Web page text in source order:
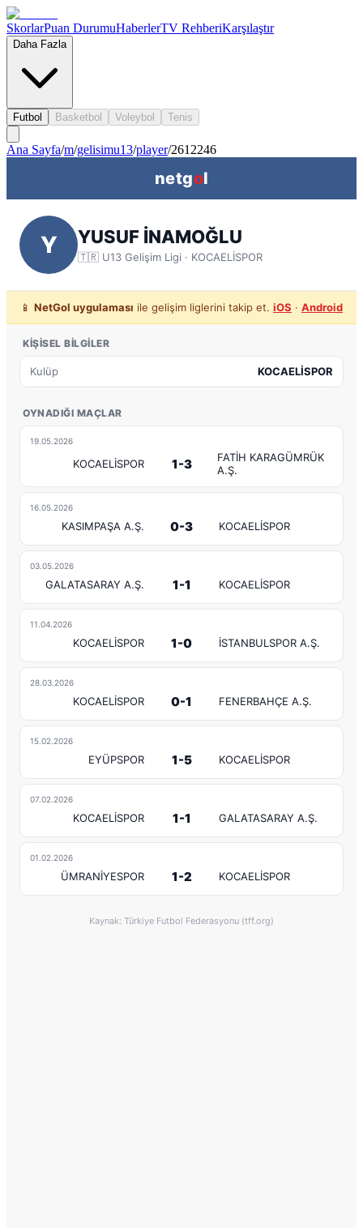
SkorlarPuan DurumuHaberlerTV RehberiKarşılaştır
Daha Fazla
Futbol Basketbol Voleybol Tenis
Ana Sayfa/m/gelisimu13/player/2612246
netgol
Y YUSUF İNAMOĞLU
🇹🇷 U13 Gelişim Ligi · KOCAELİSPOR
📱 NetGol uygulaması ile gelişim liglerini takip et. iOS · Android
KIŞISEL BILGILER
Kulüp KOCAELİSPOR
OYNADIĞI MAÇLAR
19.05.2026
KOCAELİSPOR 1-3
FATİH KARAGÜMRÜK
A.Ş.
16.05.2026
KASIMPAŞA A.Ş. 0-3 KOCAELİSPOR
03.05.2026
GALATASARAY A.Ş. 1-1 KOCAELİSPOR
11.04.2026
KOCAELİSPOR 1-0 İSTANBULSPOR A.Ş.
28.03.2026
KOCAELİSPOR 0-1 FENERBAHÇE A.Ş.
15.02.2026
EYÜPSPOR 1-5 KOCAELİSPOR
07.02.2026
KOCAELİSPOR 1-1 GALATASARAY A.Ş.
01.02.2026
ÜMRANİYESPOR 1-2 KOCAELİSPOR
Kaynak: Türkiye Futbol Federasyonu (tff.org)